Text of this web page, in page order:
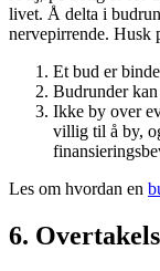
livet. Å delta i
nervepirrende. Husk
Et bud er
Budrunder
Ikke by over
villig til å by,
Les om hvordan en
6.